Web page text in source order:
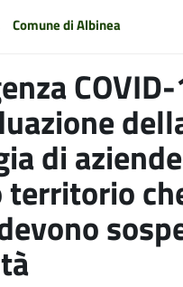
Comune di Albinea
Entra in Comune Vivi
Unione Colline
di